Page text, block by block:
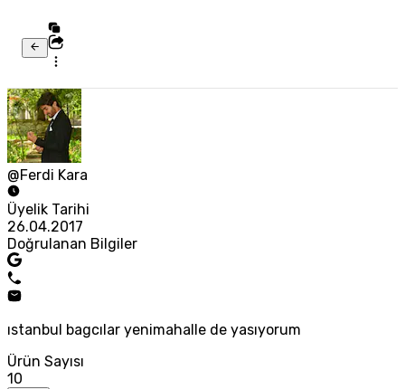
@Ferdi Kara
Üyelik Tarihi
26.04.2017
Doğrulanan Bilgiler
ıstanbul bagcılar yenimahalle de yasıyorum
Ürün Sayısı
10